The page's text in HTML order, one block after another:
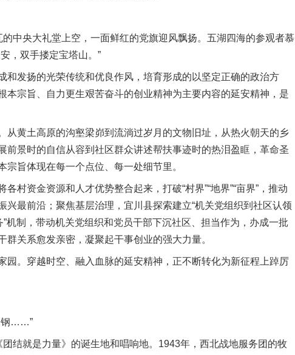
央大礼堂上空，一面鲜红的党旗迎风飘扬。五湖四海的参观者慕
，双手搂定宝塔山。”
发扬的光荣传统和优良作风，培育形成的以坚定正确的政治方
宗旨、自力更生艰苦奋斗的创业精神为主要内容的延安精神，是
黄土高原的沟壑梁峁到流淌过岁月的文物旧址，从热火朝天的乡
景时的自信从容到社区群众讲述帮扶事迹时的热泪盈眶，革命圣
旨体现在每一个点位、每一处细节里。
资金资源和人才优势整合起来，打破“村界”“地界”“亩界”，推动
最前沿；聚焦基层治理，宜川县探索建立“机关党组织到社区认领
机制，带动机关党组织和党员干部下沉社区、担当作为，办成一批
关系愈发亲密，凝聚起干事创业的强大力量。
。穿越时空、融入血脉的延安精神，正不断转化为新征程上踔厉
钢……”
就是力量》的诞生地和唱响地。1943年，西北战地服务团的牧